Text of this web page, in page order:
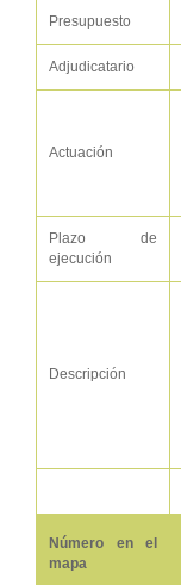
Presupuesto
Adjudicatario
Actuación
Plazo de
ejecución
Descripción
Número en el
mapa